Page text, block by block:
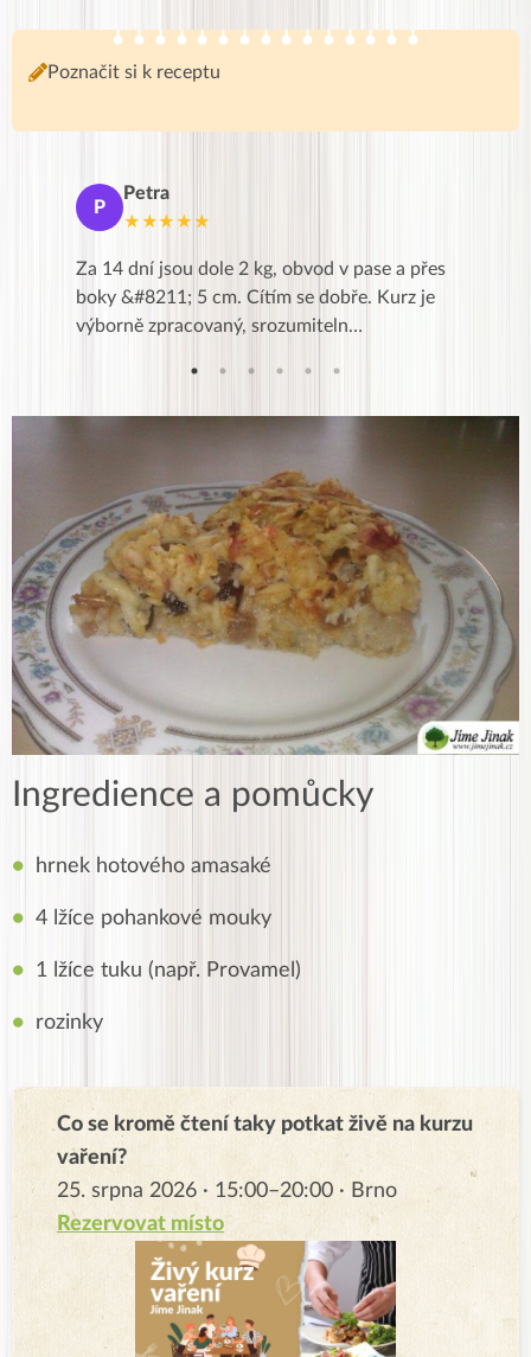
Poznačit si k receptu
P
Petra
★★★★★
Za 14 dní jsou dole 2 kg, obvod v pase a přes
boky &#8211; 5 cm. Cítím se dobře. Kurz je
výborně zpracovaný, srozumiteln…
Ingredience a pomůcky
hrnek hotového amasaké
4 lžíce pohankové mouky
1 lžíce tuku (např. Provamel)
rozinky
Co se kromě čtení taky potkat živě na kurzu
vaření?
25. srpna 2026 · 15:00–20:00 · Brno
Rezervovat místo